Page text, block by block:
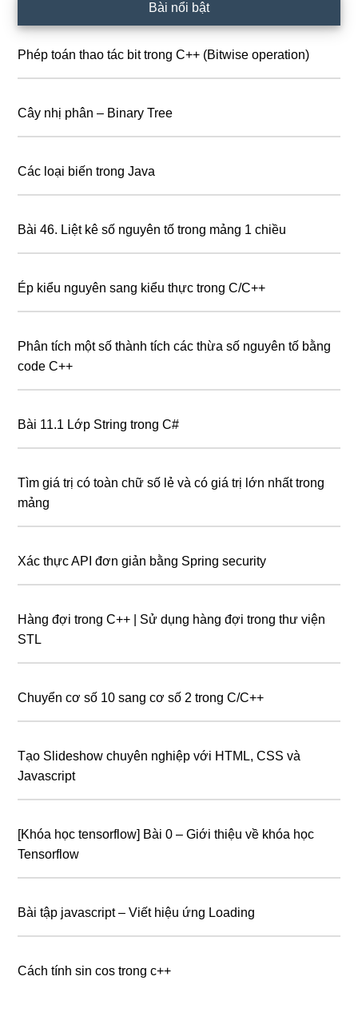
Bài nổi bật
Phép toán thao tác bit trong C++ (Bitwise operation)
Cây nhị phân – Binary Tree
Các loại biến trong Java
Bài 46. Liệt kê số nguyên tố trong mảng 1 chiều
Ép kiểu nguyên sang kiểu thực trong C/C++
Phân tích một số thành tích các thừa số nguyên tố bằng
code C++
Bài 11.1 Lớp String trong C#
Tìm giá trị có toàn chữ số lẻ và có giá trị lớn nhất trong
mảng
Xác thực API đơn giản bằng Spring security
Hàng đợi trong C++ | Sử dụng hàng đợi trong thư viện
STL
Chuyển cơ số 10 sang cơ số 2 trong C/C++
Tạo Slideshow chuyên nghiệp với HTML, CSS và
Javascript
[Khóa học tensorflow] Bài 0 – Giới thiệu về khóa học
Tensorflow
Bài tập javascript – Viết hiệu ứng Loading
Cách tính sin cos trong c++